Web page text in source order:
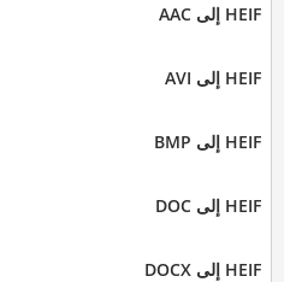
HEIF إلى AAC
HEIF إلى AVI
HEIF إلى BMP
HEIF إلى DOC
HEIF إلى DOCX